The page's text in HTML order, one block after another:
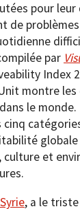
pour
de
par
Index
montre les
le monde.
globale
et
, a le